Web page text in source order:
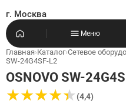
г. Москва
Меню
Главная›Каталог›Сетевое
SW-24G4SF-L2
OSNOVO SW-
★★★★★
★★★★★(4,4)